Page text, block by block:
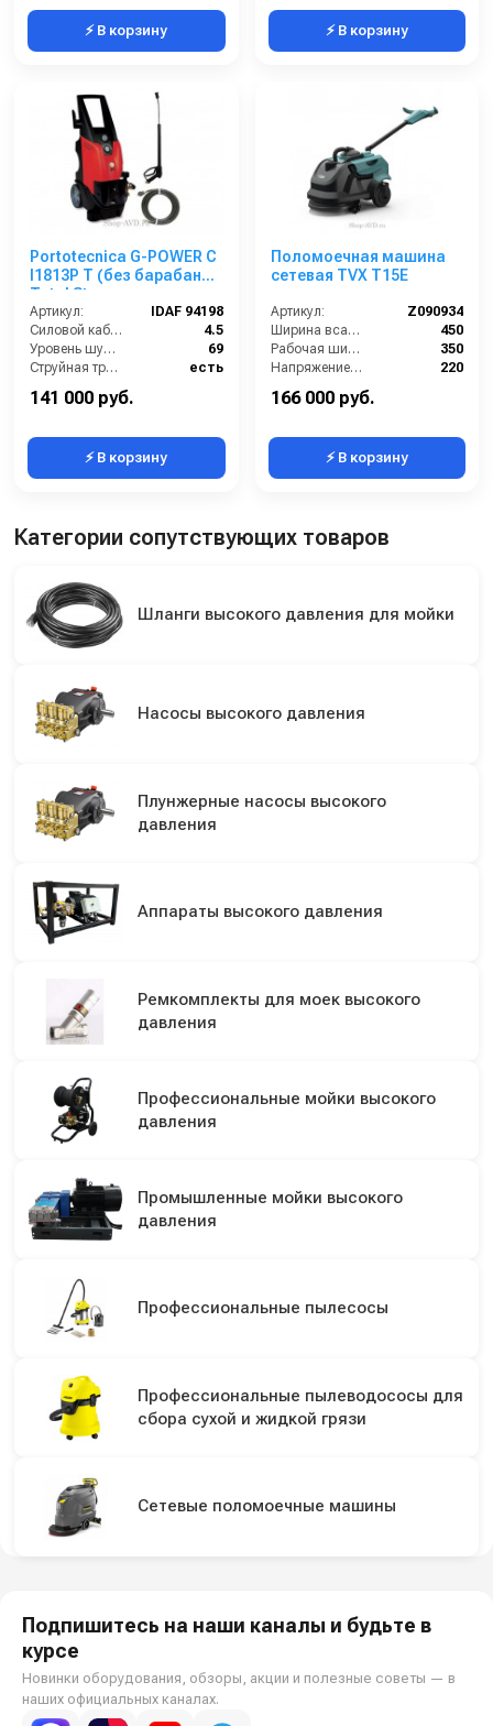
⚡ В корзину ⚡ В корзину
Portotecnica G-POWER C
I1813P T (без барабана)
Total Stop
Артикул:
IDAF 94198
Силовой кабель (м):
4.5
Уровень шума (дБ):
69
Струйная трубка (копьё):
есть
141 000 руб.
⚡ В корзину
Поломоечная машина
сетевая TVX T15E
Артикул:
Z090934
Ширина всасывающей балки (мм):
450
Рабочая ширина (мм):
350
Напряжение (В):
220
166 000 руб.
⚡ В корзину
Категории сопутствующих товаров
Шланги высокого давления для мойки
Насосы высокого давления
Плунжерные насосы высокого
давления
Аппараты высокого давления
Ремкомплекты для моек высокого
давления
Профессиональные мойки высокого
давления
Промышленные мойки высокого
давления
Профессиональные пылесосы
Профессиональные пылеводососы для
сбора сухой и жидкой грязи
Сетевые поломоечные машины
Подпишитесь на наши каналы и будьте в
курсе
Новинки оборудования, обзоры, акции и полезные советы — в
наших официальных каналах.